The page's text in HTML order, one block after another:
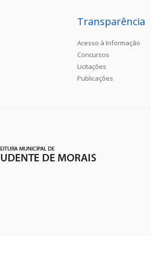
Transparência
Acesso à Informação
Concursos
Licitações
Publicações